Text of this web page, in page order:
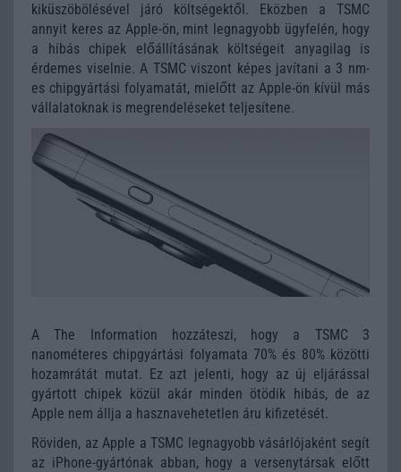
kiküszöbölésével járó költségektől. Eközben a TSMC
annyit keres az Apple-ön, mint legnagyobb ügyfelén, hogy
a hibás chipek előállításának költségeit anyagilag is
érdemes viselnie. A TSMC viszont képes javítani a 3 nm-
es chipgyártási folyamatát, mielőtt az Apple-ön kívül más
vállalatoknak is megrendeléseket teljesítene.
A The Information hozzáteszi, hogy a TSMC 3
nanométeres chipgyártási folyamata 70% és 80% közötti
hozamrátát mutat. Ez azt jelenti, hogy az új eljárással
gyártott chipek közül akár minden ötödik hibás, de az
Apple nem állja a hasznavehetetlen áru kifizetését.
Röviden, az Apple a TSMC legnagyobb vásárlójaként segít
az iPhone-gyártónak abban, hogy a versenytársak előtt